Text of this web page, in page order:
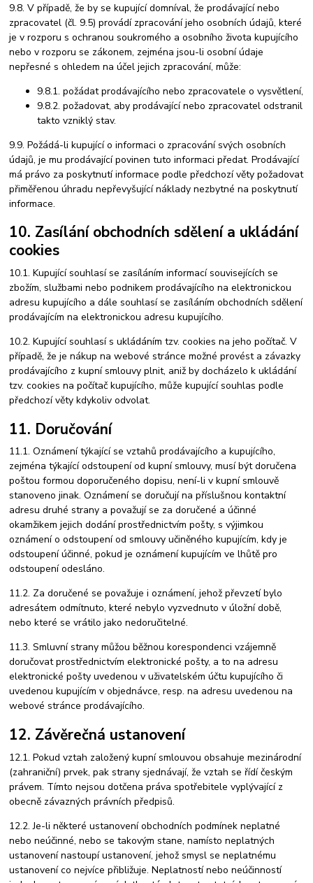
9.8. V případě, že by se kupující domníval, že prodávající nebo
zpracovatel (čl. 9.5) provádí zpracování jeho osobních údajů, které
je v rozporu s ochranou soukromého a osobního života kupujícího
nebo v rozporu se zákonem, zejména jsou-li osobní údaje
nepřesné s ohledem na účel jejich zpracování, může:
9.8.1. požádat prodávajícího nebo zpracovatele o vysvětlení,
9.8.2. požadovat, aby prodávající nebo zpracovatel odstranil
takto vzniklý stav.
9.9. Požádá-li kupující o informaci o zpracování svých osobních
údajů, je mu prodávající povinen tuto informaci předat. Prodávající
má právo za poskytnutí informace podle předchozí věty požadovat
přiměřenou úhradu nepřevyšující náklady nezbytné na poskytnutí
informace.
10. Zasílání obchodních sdělení a ukládání
cookies
10.1. Kupující souhlasí se zasíláním informací souvisejících se
zbožím, službami nebo podnikem prodávajícího na elektronickou
adresu kupujícího a dále souhlasí se zasíláním obchodních sdělení
prodávajícím na elektronickou adresu kupujícího.
10.2. Kupující souhlasí s ukládáním tzv. cookies na jeho počítač. V
případě, že je nákup na webové stránce možné provést a závazky
prodávajícího z kupní smlouvy plnit, aniž by docházelo k ukládání
tzv. cookies na počítač kupujícího, může kupující souhlas podle
předchozí věty kdykoliv odvolat.
11. Doručování
11.1. Oznámení týkající se vztahů prodávajícího a kupujícího,
zejména týkající odstoupení od kupní smlouvy, musí být doručena
poštou formou doporučeného dopisu, není-li v kupní smlouvě
stanoveno jinak. Oznámení se doručují na příslušnou kontaktní
adresu druhé strany a považují se za doručené a účinné
okamžikem jejich dodání prostřednictvím pošty, s výjimkou
oznámení o odstoupení od smlouvy učiněného kupujícím, kdy je
odstoupení účinné, pokud je oznámení kupujícím ve lhůtě pro
odstoupení odesláno.
11.2. Za doručené se považuje i oznámení, jehož převzetí bylo
adresátem odmítnuto, které nebylo vyzvednuto v úložní době,
nebo které se vrátilo jako nedoručitelné.
11.3. Smluvní strany můžou běžnou korespondenci vzájemně
doručovat prostřednictvím elektronické pošty, a to na adresu
elektronické pošty uvedenou v uživatelském účtu kupujícího či
uvedenou kupujícím v objednávce, resp. na adresu uvedenou na
webové stránce prodávajícího.
12. Závěrečná ustanovení
12.1. Pokud vztah založený kupní smlouvou obsahuje mezinárodní
(zahraniční) prvek, pak strany sjednávají, že vztah se řídí českým
právem. Tímto nejsou dotčena práva spotřebitele vyplývající z
obecně závazných právních předpisů.
12.2. Je-li některé ustanovení obchodních podmínek neplatné
nebo neúčinné, nebo se takovým stane, namísto neplatných
ustanovení nastoupí ustanovení, jehož smysl se neplatnému
ustanovení co nejvíce přibližuje. Neplatností nebo neúčinností